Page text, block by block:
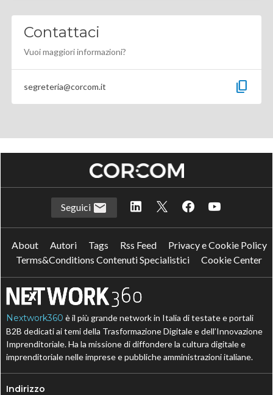
Contattaci
Vuoi maggiori informazioni?
segreteria@corcom.it content_copy
Seguici
About Autori Tags Rss Feed
Privacy e Cookie Policy
Terms&Conditions Contenuti Specialistici
Cookie Center
Nextwork360 è il più grande network in Italia di testate e portali
B2B dedicati ai temi della Trasformazione Digitale e dell’Innovazione
Imprenditoriale. Ha la missione di diffondere la cultura digitale e
imprenditoriale nelle imprese e pubbliche amministrazioni italiane.
Indirizzo